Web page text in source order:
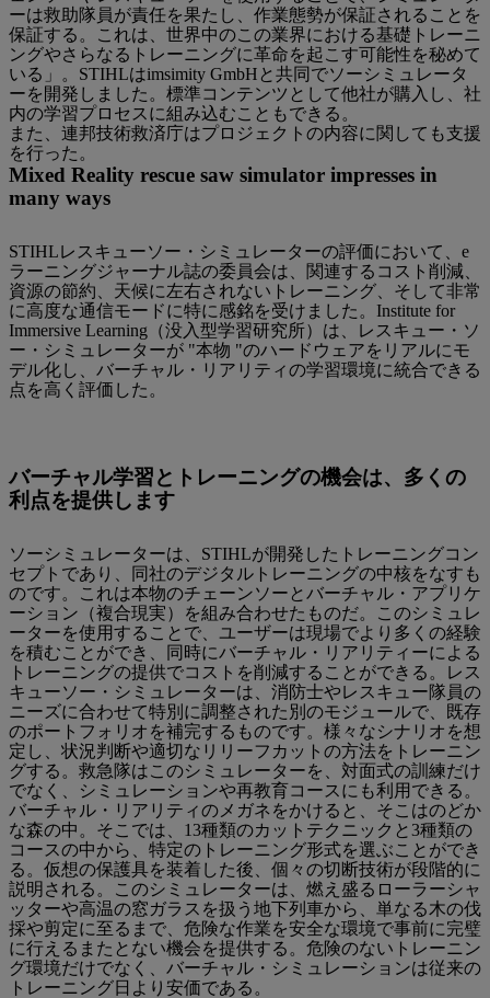
ーは救助隊員が責任を果たし、作業態勢が保証されることを
保証する。これは、世界中のこの業界における基礎トレーニ
ングやさらなるトレーニングに革命を起こす可能性を秘めて
いる」。STIHLはimsimity GmbHと共同でソーシミュレータ
ーを開発しました。標準コンテンツとして他社が購入し、社
内の学習プロセスに組み込むこともできる。
また、連邦技術救済庁はプロジェクトの内容に関しても支援
を行った。
Mixed Reality rescue saw simulator impresses in
many ways
STIHLレスキューソー・シミュレーターの評価において、e
ラーニングジャーナル誌の委員会は、関連するコスト削減、
資源の節約、天候に左右されないトレーニング、そして非常
に高度な通信モードに特に感銘を受けました。Institute for
Immersive Learning（没入型学習研究所）は、レスキュー・ソ
ー・シミュレーターが "本物 "のハードウェアをリアルにモ
デル化し、バーチャル・リアリティの学習環境に統合できる
点を高く評価した。
バーチャル学習とトレーニングの機会は、多くの
利点を提供します
ソーシミュレーターは、STIHLが開発したトレーニングコン
セプトであり、同社のデジタルトレーニングの中核をなすも
のです。これは本物のチェーンソーとバーチャル・アプリケ
ーション（複合現実）を組み合わせたものだ。このシミュレ
ーターを使用することで、ユーザーは現場でより多くの経験
を積むことができ、同時にバーチャル・リアリティーによる
トレーニングの提供でコストを削減することができる。レス
キューソー・シミュレーターは、消防士やレスキュー隊員の
ニーズに合わせて特別に調整された別のモジュールで、既存
のポートフォリオを補完するものです。様々なシナリオを想
定し、状況判断や適切なリリーフカットの方法をトレーニン
グする。救急隊はこのシミュレーターを、対面式の訓練だけ
でなく、シミュレーションや再教育コースにも利用できる。
バーチャル・リアリティのメガネをかけると、そこはのどか
な森の中。そこでは、13種類のカットテクニックと3種類の
コースの中から、特定のトレーニング形式を選ぶことができ
る。仮想の保護具を装着した後、個々の切断技術が段階的に
説明される。このシミュレーターは、燃え盛るローラーシャ
ッターや高温の窓ガラスを扱う地下列車から、単なる木の伐
採や剪定に至るまで、危険な作業を安全な環境で事前に完璧
に行えるまたとない機会を提供する。危険のないトレーニン
グ環境だけでなく、バーチャル・シミュレーションは従来の
トレーニング日より安価である。